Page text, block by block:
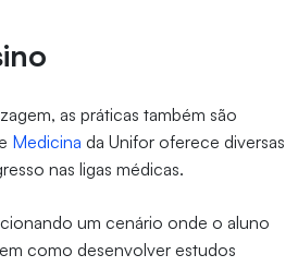
as práticas também são
Medicina da Unifor oferece diversas
nas ligas médicas.
um cenário onde o aluno
como desenvolver estudos